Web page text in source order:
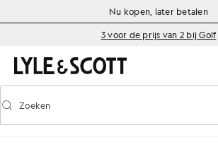
Ga naar de hoofdinhoud
Informatie over toegankelijkheid
Nu kopen, later betalen
3 voor de prijs van 2 bij Golf
Voorspellend zoeken in- of uitschakelen
Zoeken